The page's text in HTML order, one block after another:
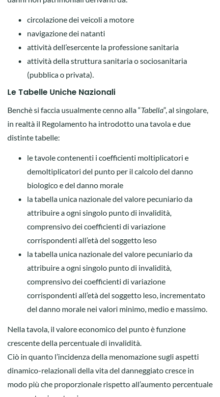
circolazione dei veicoli a motore
navigazione dei natanti
attività dell’esercente la professione sanitaria
attività della struttura sanitaria o sociosanitaria
(pubblica o privata).
Le Tabelle Uniche Nazionali
Benchè si faccia usualmente cenno alla “Tabella“, al singolare,
in realtà il Regolamento ha introdotto una tavola e due
distinte tabelle:
le tavole contenenti i coefficienti moltiplicatori e
demoltiplicatori del punto per il calcolo del danno
biologico e del danno morale
la tabella unica nazionale del valore pecuniario da
attribuire a ogni singolo punto di invalidità,
comprensivo dei coefficienti di variazione
corrispondenti all’età del soggetto leso
la tabella unica nazionale del valore pecuniario da
attribuire a ogni singolo punto di invalidità,
comprensivo dei coefficienti di variazione
corrispondenti all’età del soggetto leso, incrementato
del danno morale nei valori minimo, medio e massimo.
Nella tavola, il valore economico del punto è funzione
crescente della percentuale di invalidità.
Ciò in quanto l’incidenza della menomazione sugli aspetti
dinamico-relazionali della vita del danneggiato cresce in
modo più che proporzionale rispetto all’aumento percentuale